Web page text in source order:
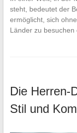
steht, bedeutet der
ermöglicht, sich
Länder zu
Die Herren-
Stil und